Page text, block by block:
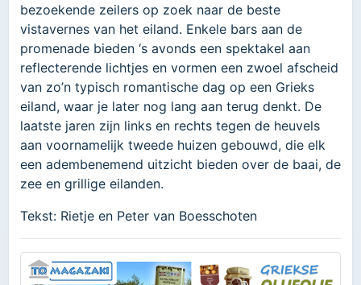
bezoekende zeilers op zoek naar de beste
vistavernes van het eiland. Enkele bars aan de
promenade bieden ‘s avonds een spektakel aan
reflecterende lichtjes en vormen een zwoel afscheid
van zo’n typisch romantische dag op een Grieks
eiland, waar je later nog lang aan terug denkt. De
laatste jaren zijn links en rechts tegen de heuvels
aan voornamelijk tweede huizen gebouwd, die elk
een adembenemend uitzicht bieden over de baai, de
zee en grillige eilanden.
Tekst: Rietje en Peter van Boesschoten